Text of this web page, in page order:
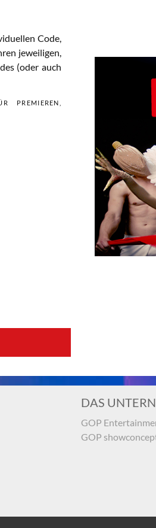
Code,
jeweiligen,
(oder auch
PREMIEREN,
Dateien hinzugefügt haben, kann hierfür
Anspruch nehmen.
DAS
GOP
GOP